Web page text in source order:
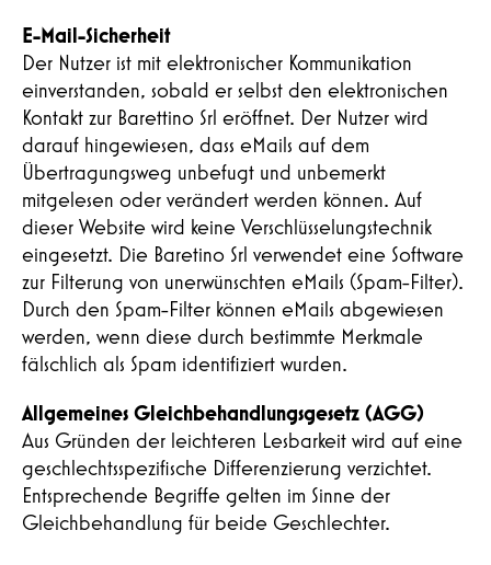
E-Mail-Sicherheit
Der Nutzer ist mit elektronischer Kommunikation
einverstanden, sobald er selbst den elektronischen
Kontakt zur Barettino Srl eröffnet. Der Nutzer wird
darauf hingewiesen, dass eMails auf dem
Übertragungsweg unbefugt und unbemerkt
mitgelesen oder verändert werden können. Auf
dieser Website wird keine Verschlüsselungstechnik
eingesetzt. Die Baretino Srl verwendet eine Software
zur Filterung von unerwünschten eMails (Spam-Filter).
Durch den Spam-Filter können eMails abgewiesen
werden, wenn diese durch bestimmte Merkmale
fälschlich als Spam identifiziert wurden.
Allgemeines Gleichbehandlungsgesetz (AGG)
Aus Gründen der leichteren Lesbarkeit wird auf eine
geschlechtsspezifische Differenzierung verzichtet.
Entsprechende Begriffe gelten im Sinne der
Gleichbehandlung für beide Geschlechter.